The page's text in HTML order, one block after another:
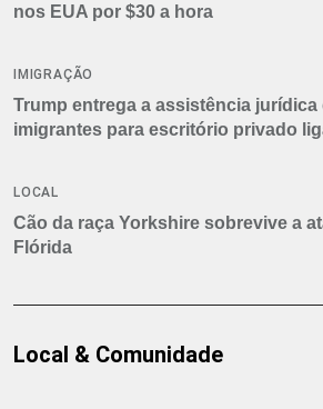
nos EUA por $30 a hora
IMIGRAÇÃO
Trump entrega a assistência jurídica
imigrantes para escritório privado
LOCAL
Cão da raça Yorkshire sobrevive a
Flórida
Local & Comunidade